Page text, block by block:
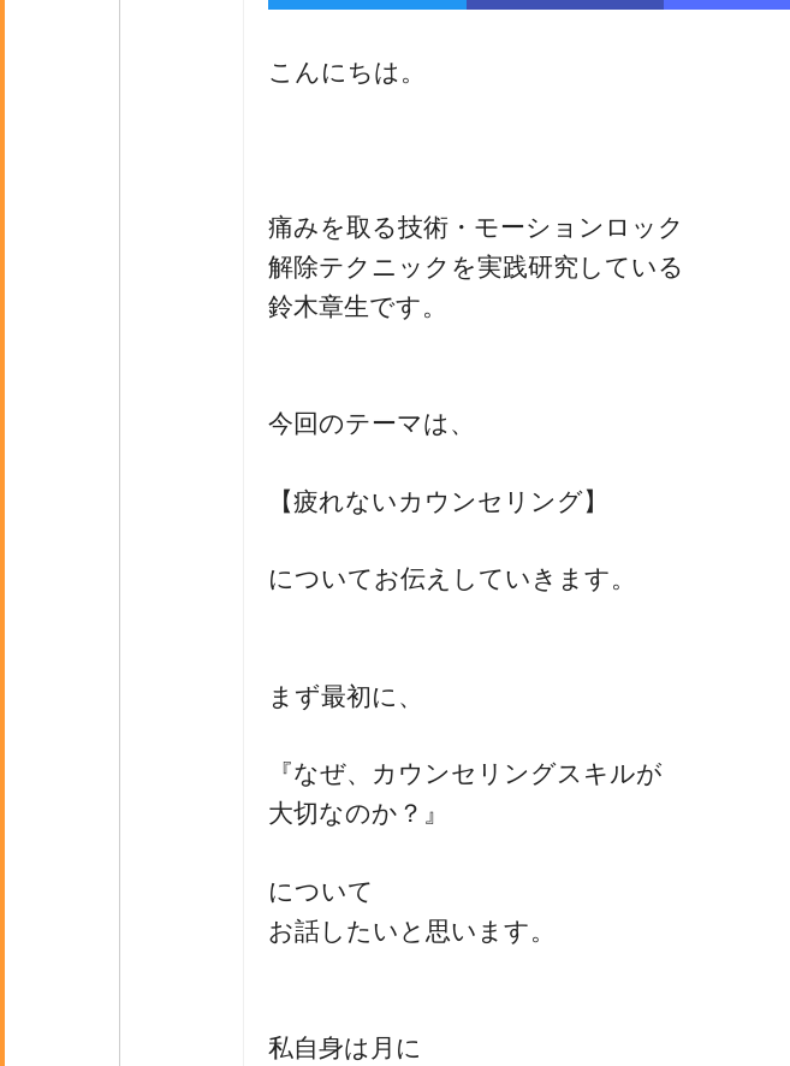
こんにちは。
痛みを取る技術・モーションロック
解除テクニックを実践研究している
鈴木章生です。
今回のテーマは、
【疲れないカウンセリング】
についてお伝えしていきます。
まず最初に、
『なぜ、カウンセリングスキルが
大切なのか？』
について
お話したいと思います。
私自身は月に